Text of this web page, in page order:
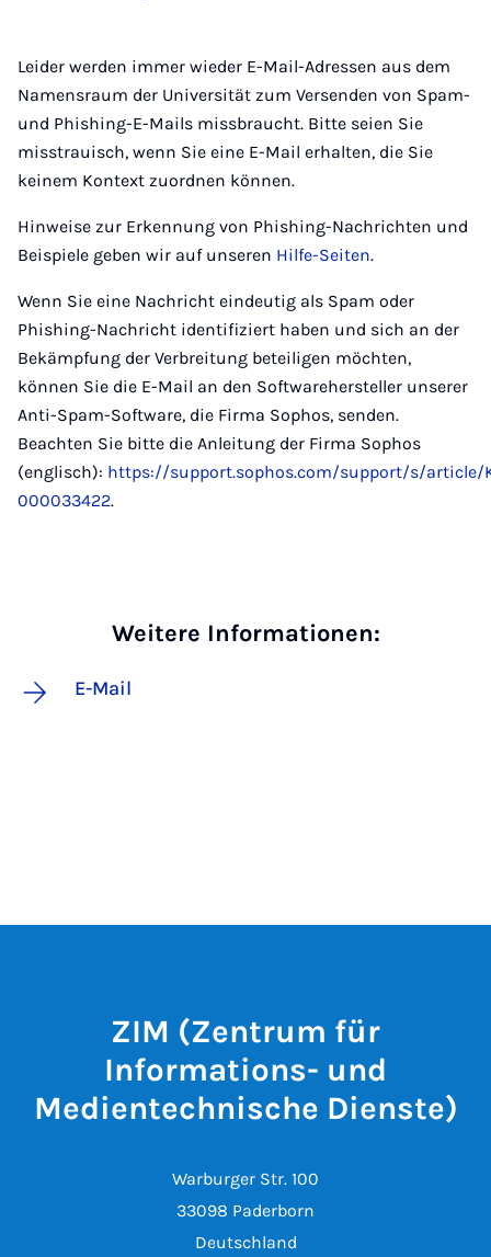
Leider werden immer wieder E-Mail-Adressen aus dem
Namensraum der Universität zum Versenden von Spam-
und Phishing-E-Mails missbraucht. Bitte seien Sie
misstrauisch, wenn Sie eine E-Mail erhalten, die Sie
keinem Kontext zuordnen können.
Hinweise zur Erkennung von Phishing-Nachrichten und
Beispiele geben wir auf unseren Hilfe-Seiten.
Wenn Sie eine Nachricht eindeutig als Spam oder
Phishing-Nachricht identifiziert haben und sich an der
Bekämpfung der Verbreitung beteiligen möchten,
können Sie die E-Mail an den Softwarehersteller unserer
Anti-Spam-Software, die Firma Sophos, senden.
Beachten Sie bitte die Anleitung der Firma Sophos
(englisch): https://support.sophos.com/support/s/article/
000033422.
Weitere Informationen:
E-Mail
ZIM (Zentrum für
Informations- und
Medientechnische Dienste)
Warburger Str. 100
33098 Paderborn
Deutschland